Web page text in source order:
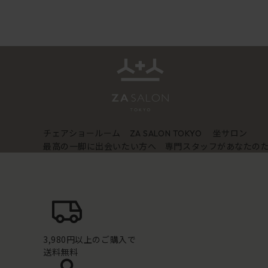
チェアショールーム ZA SALON TOKYO
坐サロン
最高の一脚に出会いたい方へ 専門スタッフがあなたの
3,980円以上のご購入で
送料無料